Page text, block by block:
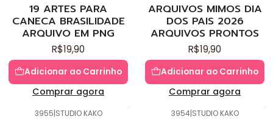
19 ARTES PARA
CANECA BRASILIDADE
ARQUIVO EM PNG
R$19,90
Adicionar ao Carrinho
Comprar agora
ARQUIVOS MIMOS DIA
DOS PAIS 2026
ARQUIVOS PRONTOS
R$19,90
Adicionar ao Carrinho
Comprar agora
3955|STUDIO KAKO 3954|STUDIO KAKO